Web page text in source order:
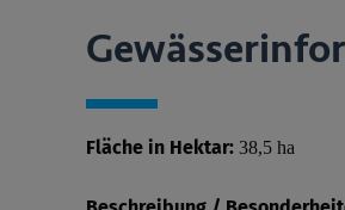
Fläche in Hektar: 38,5 ha